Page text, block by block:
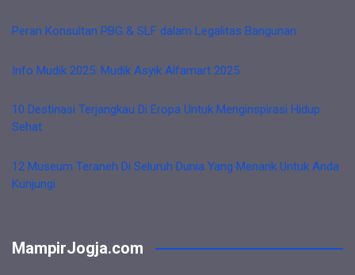
Peran Konsultan PBG & SLF dalam Legalitas Bangunan
Info Mudik 2025: Mudik Asyik Alfamart 2025
10 Destinasi Terjangkau Di Eropa Untuk Menginspirasi Hidup
Sehat
12 Museum Teraneh Di Seluruh Dunia Yang Menarik Untuk Anda
Kunjungi
MampirJogja.com